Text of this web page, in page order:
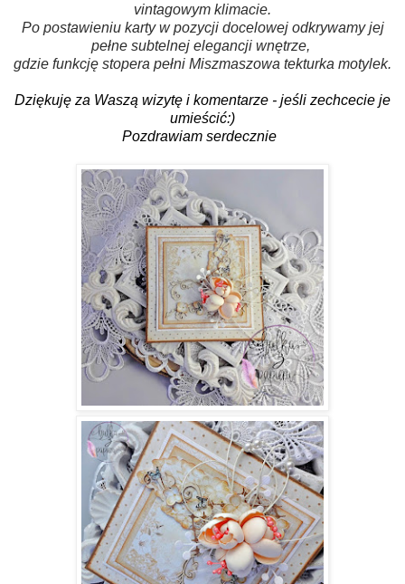
vintagowym klimacie.
Po postawieniu karty w pozycji docelowej odkrywamy jej
pełne subtelnej elegancji wnętrze,
gdzie funkcję stopera pełni Miszmaszowa tekturka motylek.
Dziękuję za Waszą wizytę i komentarze - jeśli zechcecie je
umieścić:)
Pozdrawiam serdecznie